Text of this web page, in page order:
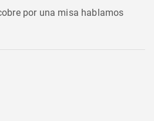
por una misa hablamos